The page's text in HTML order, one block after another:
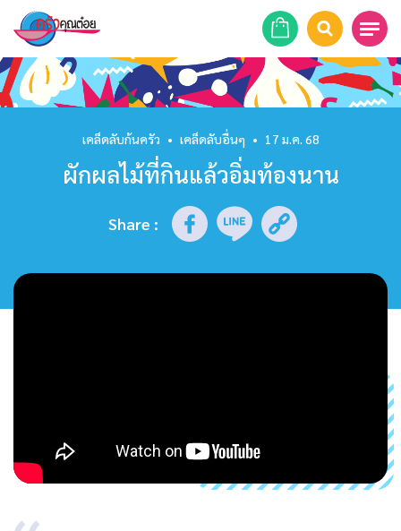
หน้าแรก
สูตรอาหาร
ร้านอาหาร
รายการย้อนหลัง
เคล็ดลับก้นครัว • เคล็ดลับอื่นๆ • 17 ม.ค. 68
ผักผลไม้ที่กินแล้วอิ่มท้องนาน
Share :